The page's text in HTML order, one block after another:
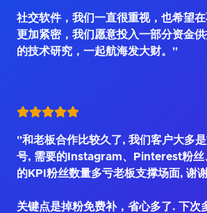
社交软件，我们一直很重视，也希望
更加紧密，我们愿意投入一部分资金
的技术研究，一起航海发大财。"
"和老板合作比较久了, 我们客户大多
号, 需要的Instagram、Pinterest粉丝
的KPI粉丝数量多亏老板支撑场面, 谢谢
关键点是掉粉免费补，省心多了. 下次